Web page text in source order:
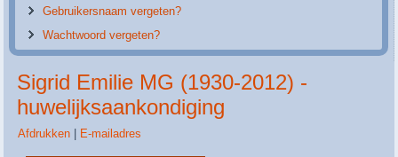
Gebruikersnaam vergeten?
Wachtwoord vergeten?
Sigrid Emilie MG (1930-2012) -
huwelijksaankondiging
Afdrukken E-mailadres